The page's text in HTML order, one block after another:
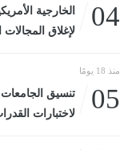
04
الخارجية
لإغلاق المجالات
منذ 18 يومًا
05
لاختبارات